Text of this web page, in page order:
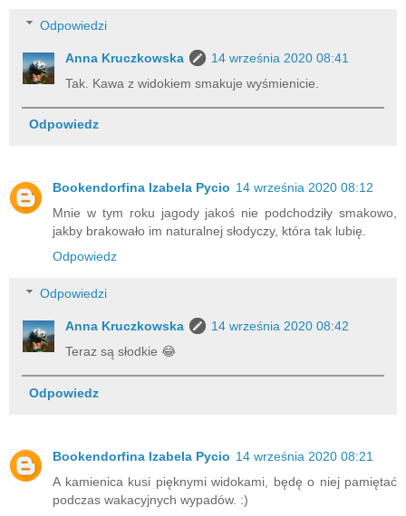
Odpowiedzi
Anna Kruczkowska
14 września 2020 08:41
Tak. Kawa z widokiem smakuje wyśmienicie.
Odpowiedz
Bookendorfina Izabela Pycio 14 września 2020 08:12
Mnie w tym roku jagody jakoś nie podchodziły smakowo,
jakby brakowało im naturalnej słodyczy, która tak lubię.
Odpowiedz
Odpowiedzi
Anna Kruczkowska
14 września 2020 08:42
Teraz są słodkie 😂
Odpowiedz
Bookendorfina Izabela Pycio 14 września 2020 08:21
A kamienica kusi pięknymi widokami, będę o niej pamiętać
podczas wakacyjnych wypadów. :)